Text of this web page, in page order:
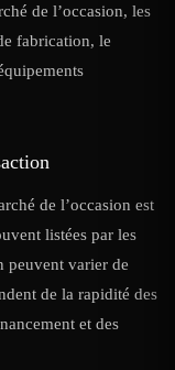
de l’occasion, les
fabrication, le
de l’occasion est
listées par les
peuvent varier de
de la rapidité des
et des